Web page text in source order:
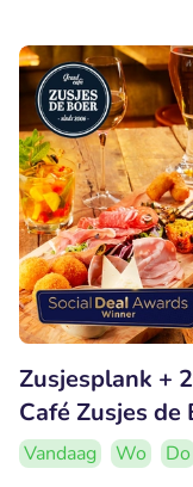
Zusjesplank +
Café Zusjes de
Vandaag Wo Do